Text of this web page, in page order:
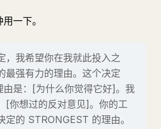
一下。
，我希望你在我就此投入之
最强有力的理由。这个决定
是：[为什么你觉得它好]。我
[你想过的反对意见]。你的工
定的 STRONGEST 的理由。